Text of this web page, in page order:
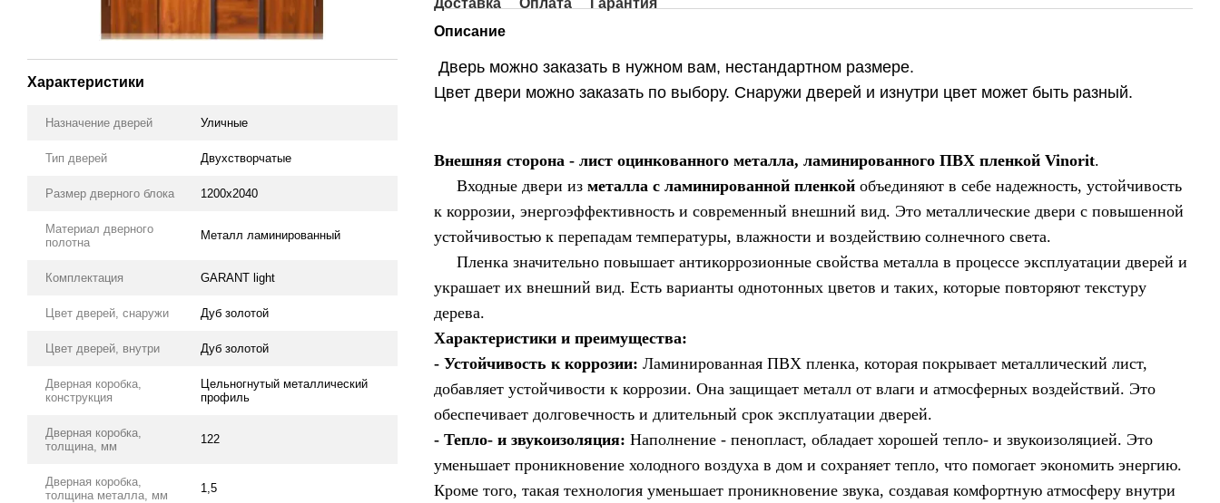
Характеристики
Назначение дверей Уличные
Тип дверей Двухстворчатые
Размер дверного блока 1200х2040
Материал дверного
полотна
Металл ламинированный
Комплектация GARANT light
Цвет дверей, снаружи Дуб золотой
Цвет дверей, внутри Дуб золотой
Дверная коробка,
конструкция
Цельногнутый металлический
профиль
Дверная коробка,
толщина, мм
122
Дверная коробка,
толщина металла, мм
1,5
Доставка Оплата
Гарантия
Описание
Дверь можно заказать в нужном вам, нестандартном размере.
Цвет двери можно заказать по выбору. Снаружи дверей и изнутри цвет может быть разный.
Внешняя сторона - лист оцинкованного металла, ламинированного ПВХ пленкой Vinorit.
Входные двери из металла с ламинированной пленкой объединяют в себе надежность, устойчивость
к коррозии, энергоэффективность и современный внешний вид. Это металлические двери с повышенной
устойчивостью к перепадам температуры, влажности и воздействию солнечного света.
Пленка значительно повышает антикоррозионные свойства металла в процессе эксплуатации дверей и
украшает их внешний вид. Есть варианты однотонных цветов и таких, которые повторяют текстуру
дерева.
Характеристики и преимущества:
- Устойчивость к коррозии: Ламинированная ПВХ пленка, которая покрывает металлический лист,
добавляет устойчивости к коррозии. Она защищает металл от влаги и атмосферных воздействий. Это
обеспечивает долговечность и длительный срок эксплуатации дверей.
- Тепло- и звукоизоляция: Наполнение - пенопласт, обладает хорошей тепло- и звукоизоляцией. Это
уменьшает проникновение холодного воздуха в дом и сохраняет тепло, что помогает экономить энергию.
Кроме того, такая технология уменьшает проникновение звука, создавая комфортную атмосферу внутри